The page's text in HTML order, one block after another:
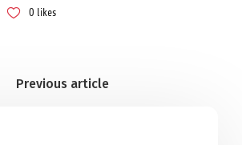
0 likes